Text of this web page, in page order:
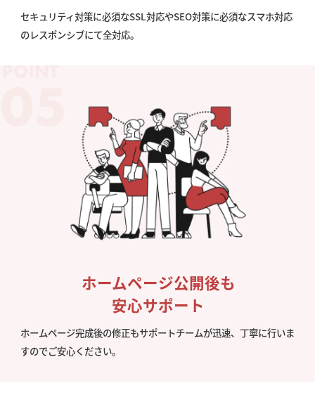
セキュリティ対策に必須なSSL対応やSEO対策に必須なスマホ対応
のレスポンシブにて全対応。
ホームページ公開後も
安心サポート
ホームページ完成後の修正もサポートチームが迅速、丁寧に行いま
すのでご安心ください。